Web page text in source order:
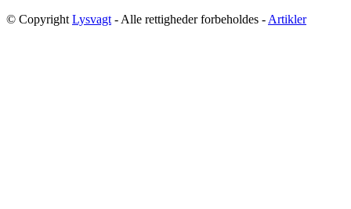
© Copyright Lysvagt - Alle rettigheder forbeholdes - Artikler